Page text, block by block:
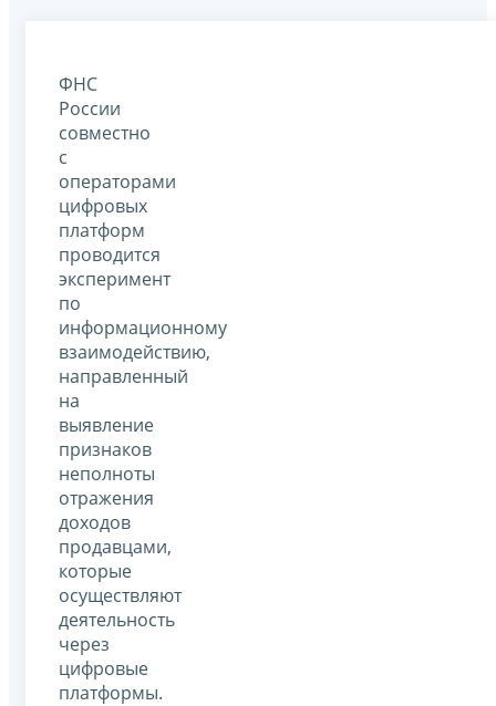
ФНС
России
совместно
с
операторами
цифровых
платформ
проводится
эксперимент
по
информационному
взаимодействию,
направленный
на
выявление
признаков
неполноты
отражения
доходов
продавцами,
которые
осуществляют
деятельность
через
цифровые
платформы.